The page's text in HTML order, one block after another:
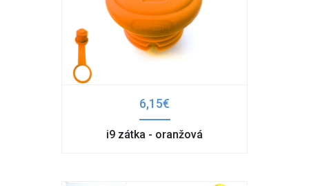
6,15€
i9 zátka - oranžová